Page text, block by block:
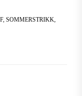
, SOMMERSTRIKK,